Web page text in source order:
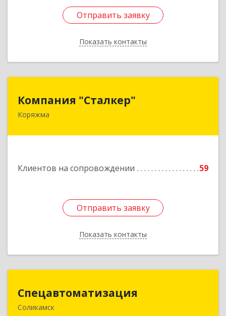
Отправить заявку
Показать контакты
Отправить заявку
Назад
Компания "Сталкер"
Коряжма
Клиентов на сопровождении 59
Отправить заявку
Показать контакты
Отправить заявку
Назад
Спецавтоматизация
Соликамск